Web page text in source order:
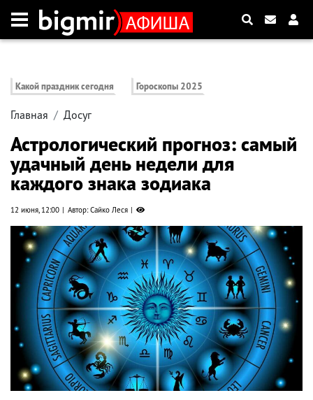
Какой праздник сегодня Гороскопы 2025
Главная Досуг
Астрологический прогноз: самый
удачный день недели для
каждого знака зодиака
12 июня, 12:00 Автор: Сайко Леся